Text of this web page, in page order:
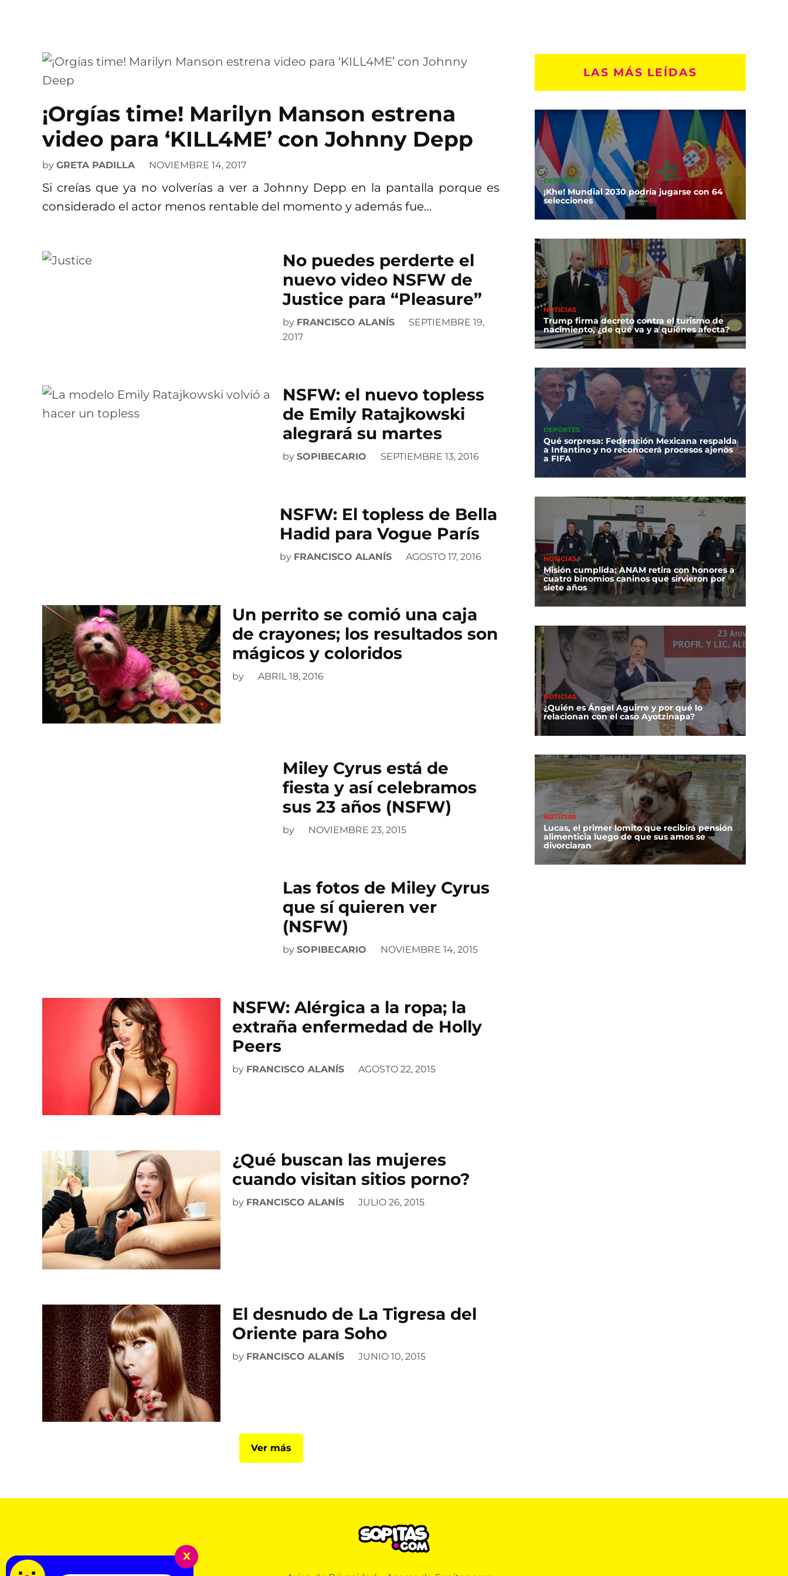
¡Orgías time! Marilyn Manson estrena
video para ‘KILL4ME’ con Johnny Depp
by GRETA PADILLA NOVIEMBRE 14, 2017
Si creías que ya no volverías a ver a Johnny Depp en la pantalla porque es
considerado el actor menos rentable del momento y además fue…
No puedes perderte el
nuevo video NSFW de
Justice para “Pleasure”
by FRANCISCO ALANÍS
SEPTIEMBRE 19,
2017
NSFW: el nuevo topless
de Emily Ratajkowski
alegrará su martes
by SOPIBECARIO SEPTIEMBRE 13, 2016
NSFW: El topless de Bella
Hadid para Vogue París
by FRANCISCO ALANÍS AGOSTO 17, 2016
Un perrito se comió una caja
de crayones; los resultados son
mágicos y coloridos
by ABRIL 18, 2016
Miley Cyrus está de
fiesta y así celebramos
sus 23 años (NSFW)
by NOVIEMBRE 23, 2015
Las fotos de Miley Cyrus
que sí quieren ver
(NSFW)
by SOPIBECARIO NOVIEMBRE 14, 2015
NSFW: Alérgica a la ropa; la
extraña enfermedad de Holly
Peers
by FRANCISCO ALANÍS AGOSTO 22, 2015
¿Qué buscan las mujeres
cuando visitan sitios porno?
by FRANCISCO ALANÍS JULIO 26, 2015
El desnudo de La Tigresa del
Oriente para Soho
by FRANCISCO ALANÍS JUNIO 10, 2015
Ver más
LAS MÁS LEÍDAS
DEPORTES
¡Khe! Mundial 2030 podría jugarse con 64
selecciones
NOTICIAS
Trump firma decreto contra el turismo de
nacimiento, ¿de qué va y a quiénes afecta?
DEPORTES
Qué sorpresa: Federación Mexicana respalda
a Infantino y no reconocerá procesos ajenos
a FIFA
NOTICIAS
Misión cumplida: ANAM retira con honores a
cuatro binomios caninos que sirvieron por
siete años
NOTICIAS
¿Quién es Ángel Aguirre y por qué lo
relacionan con el caso Ayotzinapa?
NOTICIAS
Lucas, el primer lomito que recibirá pensión
alimenticia luego de que sus amos se
divorciaran
x